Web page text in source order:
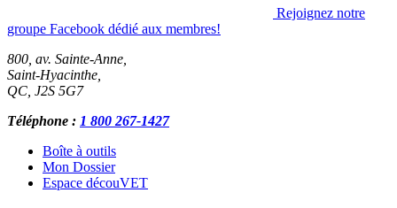
Rejoignez notre
groupe Facebook dédié aux membres!
800, av. Sainte-Anne,
Saint-Hyacinthe
QC J2S 5G7
Téléphone : 1 800 267-1427
Boîte à outils
Mon Dossier
Espace découVET